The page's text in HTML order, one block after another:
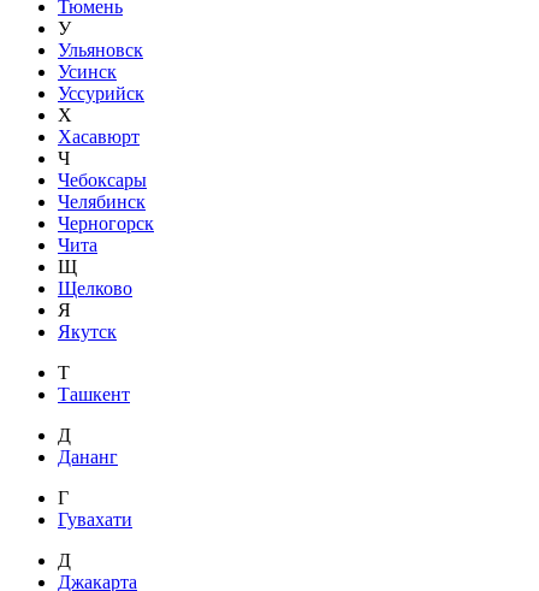
Тюмень
У
Ульяновск
Усинск
Уссурийск
Х
Хасавюрт
Ч
Чебоксары
Челябинск
Черногорск
Чита
Щ
Щелково
Я
Якутск
Т
Ташкент
Д
Дананг
Г
Гувахати
Д
Джакарта